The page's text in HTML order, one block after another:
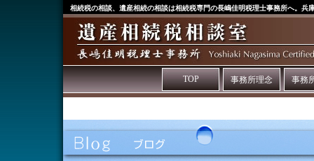
相続税の相談、遺産相続の相談は相続税専門の長嶋佳明税理士事務所へ。兵
TOP 事務所理念 事務